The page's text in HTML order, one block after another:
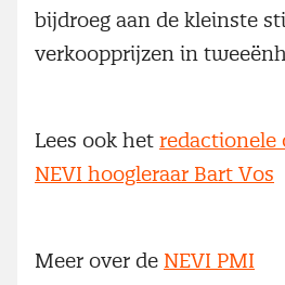
bijdroeg aan de kleinste
verkoopprijzen in
Lees ook het redactionele
NEVI hoogleraar Bart Vos
Meer over de NEVI PMI